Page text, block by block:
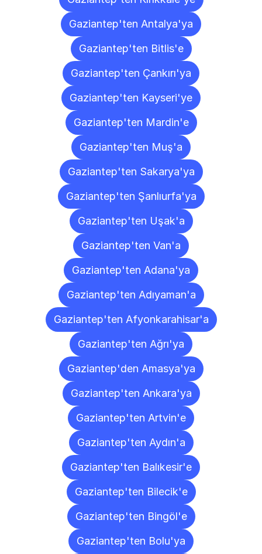
Gaziantep'ten Antalya'ya
Gaziantep'ten Bitlis'e
Gaziantep'ten Çankırı'ya
Gaziantep'ten Kayseri'ye
Gaziantep'ten Mardin'e
Gaziantep'ten Muş'a
Gaziantep'ten Sakarya'ya
Gaziantep'ten Şanlıurfa'ya
Gaziantep'ten Uşak'a
Gaziantep'ten Van'a
Gaziantep'ten Adana'ya
Gaziantep'ten Adıyaman'a
Gaziantep'ten Afyonkarahisar'a
Gaziantep'ten Ağrı'ya
Gaziantep'den Amasya'ya
Gaziantep'ten Ankara'ya
Gaziantep'ten Artvin'e
Gaziantep'ten Aydın'a
Gaziantep'ten Balıkesir'e
Gaziantep'ten Bilecik'e
Gaziantep'ten Bingöl'e
Gaziantep'ten Bolu'ya